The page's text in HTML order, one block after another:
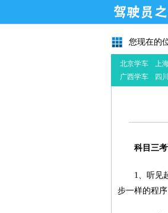
您现在的
北京学车 上
广西学车
四
科目三
1、听见
步一样的程序